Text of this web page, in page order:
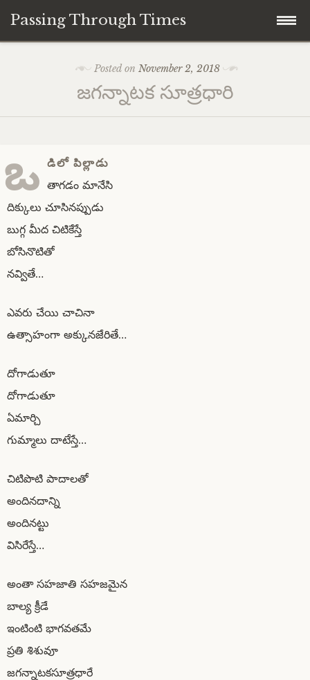
Passing Through Times
About author
Posted onNovember 2, 2018
జగన్నాటక సూత్రధారి
ఒ డిలో పిల్లాడు
తాగడం మానేసి
దిక్కులు చూసినప్పుడు
బుగ్గ మీద చిటికేస్తే
బోసినొటితో
నవ్వితే…
ఎవరు చేయి చాచినా
ఉత్సాహంగా అక్కునజేరితే…
దోగాడుతూ
దోగాడుతూ
ఏమార్చి
గుమ్మాలు దాటేస్తే…
చిటిపొటి పాదాలతో
అందినదాన్ని
అందినట్టు
విసిరేస్తే…
అంతా సహజాతి సహజమైన
బాల్య క్రీడే
ఇంటింటి భాగవతమే
ప్రతి శిశువూ
జగన్నాటకసూత్రధారే